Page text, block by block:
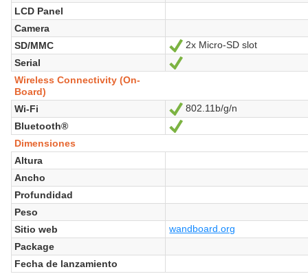
LCD Panel
Camera
SD/MMC
Sí
2x Micro-SD slot
Serial
Wireless Connectivity (On-
Board)
Wi-Fi
Sí
802.11b/g/n
Bluetooth®
Sí
Dimensiones
Altura
Ancho
Profundidad
Peso
Sitio web
wandboard.org
Package
Fecha de lanzamiento